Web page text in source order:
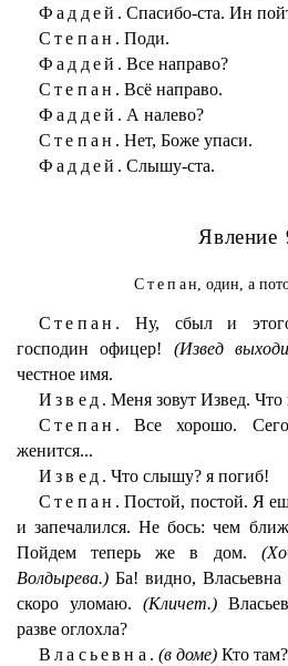
Фаддей. Спасибо-ста. Ин
Степан. Поди.
Фаддей. Все направо?
Степан. Всё направо.
Фаддей. А налево?
Степан. Нет, Боже упаси.
Фаддей. Слышу-ста.
Явление
Степан , один, а
Степан. Ну, сбыл и
господин офицер! (Извед
честное имя.
Извед. Меня зовут Извед. Что
Степан. Все хорошо.
женится...
Извед. Что слышу? я погиб!
Степан. Постой, постой. Я
и запечалился. Не бось: чем
Пойдем теперь же в дом.
Волдырева.) Ба! видно,
скоро уломаю. (Кличет.)
разве оглохла?
Власьевна. (в доме)Кто там?